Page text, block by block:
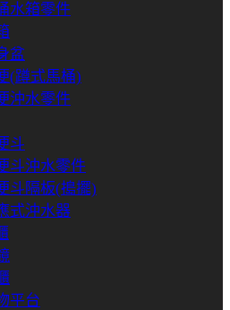
水箱零件
盆
(蹲式馬桶)
沖水零件
斗
斗沖水零件
斗隔板(搗擺)
式沖水器
平台